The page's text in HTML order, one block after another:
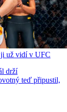
ji už vidí v UFC
drží
teď připustil,